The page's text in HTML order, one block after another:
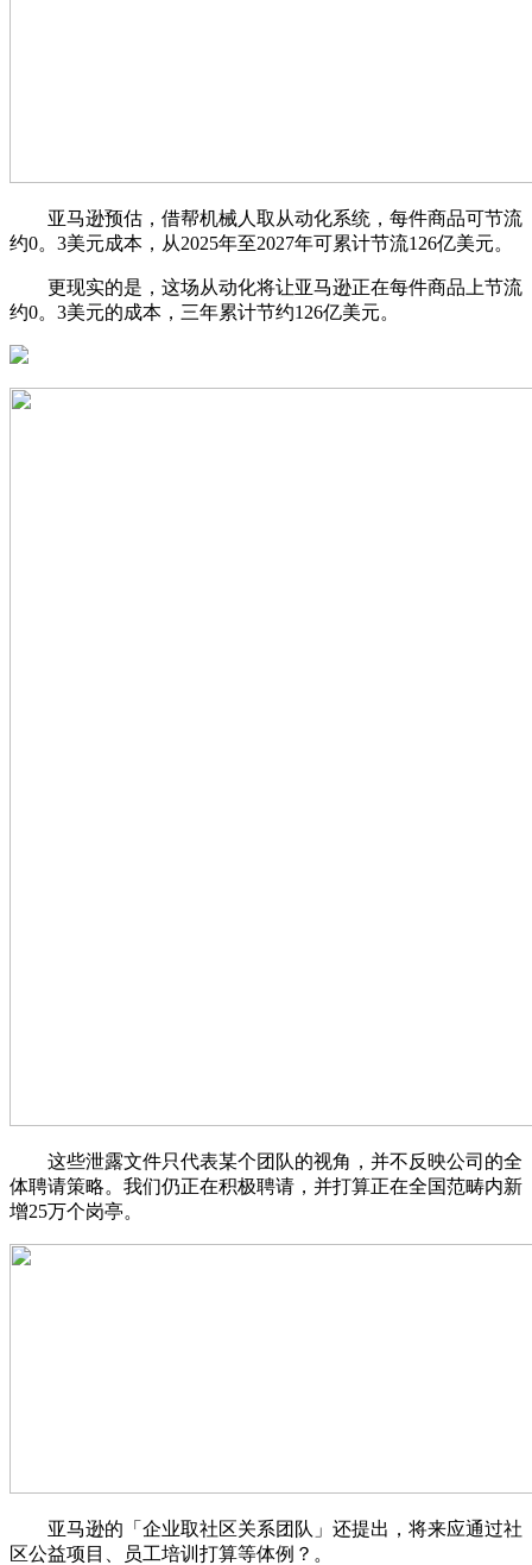
亚马逊预估，借帮机械人取从动化系统，每件商品可节流
约0。3美元成本，从2025年至2027年可累计节流126亿美元。
更现实的是，这场从动化将让亚马逊正在每件商品上节流
约0。3美元的成本，三年累计节约126亿美元。
这些泄露文件只代表某个团队的视角，并不反映公司的全
体聘请策略。我们仍正在积极聘请，并打算正在全国范畴内新
增25万个岗亭。
亚马逊的「企业取社区关系团队」还提出，将来应通过社
区公益项目、员工培训打算等体例？。